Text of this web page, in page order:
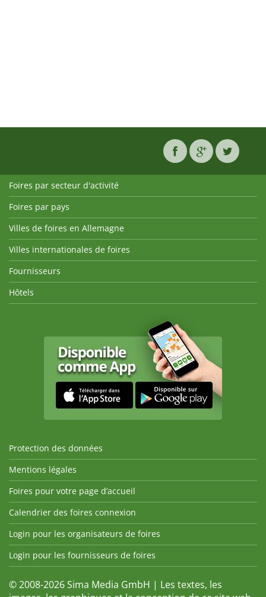
Foires par secteur d'activité
Foires par pays
Villes de foires en Allemagne
Villes internationales de foires
Fournisseurs
Hôtels
Protection des données
Mentions légales
Foires pour votre page d’accueil
Calendrier des foires connexion
Login pour les organisateurs de foires
Login pour les fournisseurs de foires
© 2008-2026 Sima Media GmbH | Les textes, les